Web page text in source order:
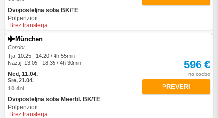
Dvoposteljna soba BK/TE
Polpenzion
Brez transferja
München
Condor
Tja: 10:25 - 14:20 / 4h 55min
Nazaj: 13:05 - 18:35 / 4h 30min
Ned, 11.04.
Sre, 21.04.
10 dni
Dvoposteljna soba Meerbl. BK/TE
Polpenzion
Brez transferja
596 €
na osebo
PREVERI